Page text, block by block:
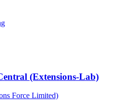
(Extensions-Lab)
Force Limited)